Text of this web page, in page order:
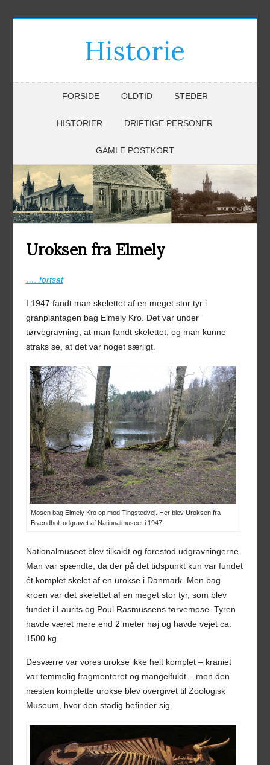
Historie
FORSIDE OLDTID STEDER
HISTORIER DRIFTIGE PERSONER
GAMLE POSTKORT
Uroksen fra Elmely
…. fortsat
I 1947 fandt man skelettet af en meget stor tyr i
granplantagen bag Elmely Kro. Det var under
tørvegravning, at man fandt skelettet, og man kunne
straks se, at det var noget særligt.
Mosen bag Elmely Kro op mod Tingstedvej. Her blev Uroksen fra
Brændholt udgravet af Nationalmuseet i 1947
Nationalmuseet blev tilkaldt og forestod udgravningerne.
Man var spændte, da der på det tidspunkt kun var fundet
ét komplet skelet af en urokse i Danmark. Men bag
kroen var det skelettet af en meget stor tyr, som blev
fundet i Laurits og Poul Rasmussens tørvemose. Tyren
havde været mere end 2 meter høj og havde vejet ca.
1500 kg.
Desværre var vores urokse ikke helt komplet – kraniet
var temmelig fragmenteret og mangelfuldt – men den
næsten komplette urokse blev overgivet til Zoologisk
Museum, hvor den stadig befinder sig.